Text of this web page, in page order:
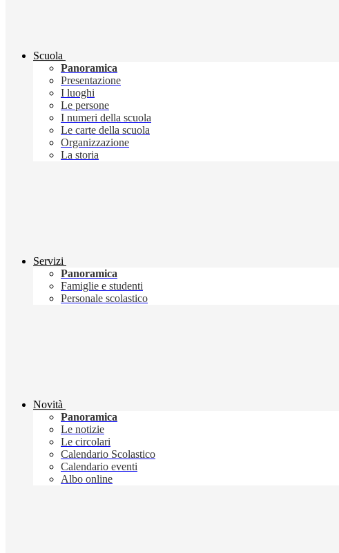
Scuola
Panoramica
Presentazione
I luoghi
Le persone
I numeri della scuola
Le carte della scuola
Organizzazione
La storia
Servizi
Panoramica
Famiglie e studenti
Personale scolastico
Novità
Panoramica
Le notizie
Le circolari
Calendario Scolastico
Calendario eventi
Albo online